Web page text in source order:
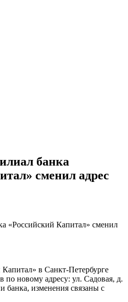
банка
сменил адрес
«Российский Капитал» сменил
в Санкт-Петербурге
по новому адресу: ул. Садовая, д.
банка, изменения связаны с